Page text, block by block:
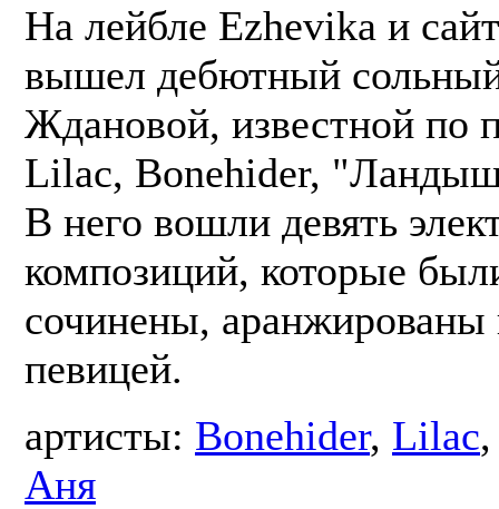
На лейбле Ezhevika и
вышел дебютный
Ждановой, известной по
Lilac, Bonehider,
В него вошли девять
композиций, которые
сочинены, аранжированы
певицей.
артисты: Bonehider, Lilac
Аня